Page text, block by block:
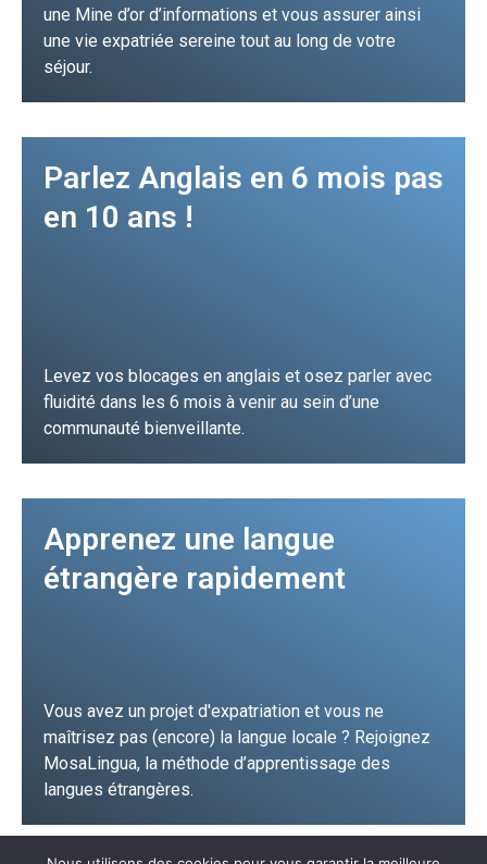
une Mine d’or d’informations et vous assurer ainsi
une vie expatriée sereine tout au long de votre
séjour.
Parlez Anglais en 6 mois pas
en 10 ans !
Levez vos blocages en anglais et osez parler avec
fluidité dans les 6 mois à venir au sein d’une
communauté bienveillante.
Apprenez une langue
étrangère rapidement
Vous avez un projet d'expatriation et vous ne
maîtrisez pas (encore) la langue locale ? Rejoignez
MosaLingua, la méthode d’apprentissage des
langues étrangères.